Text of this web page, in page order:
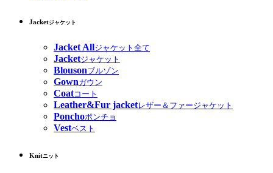
Jacketジャケット
Jacket Allジャケット全て
Jacketジャケット
Blousonブルゾン
Gownガウン
Coatコート
Leather&Fur jacketレザー＆ファージャケット
Ponchoポンチョ
Vestベスト
Knitニット